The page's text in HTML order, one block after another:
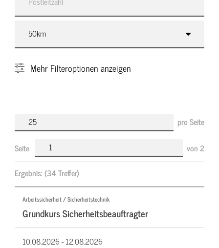
Mehr Filteroptionen anzeigen
pro Seite
Seite von2
Ergebnis:(34 Treffer)
Arbeitssicherheit / Sicherheitstechnik
Grundkurs Sicherheitsbeauftragter
10.08.2026 -12.08.2026